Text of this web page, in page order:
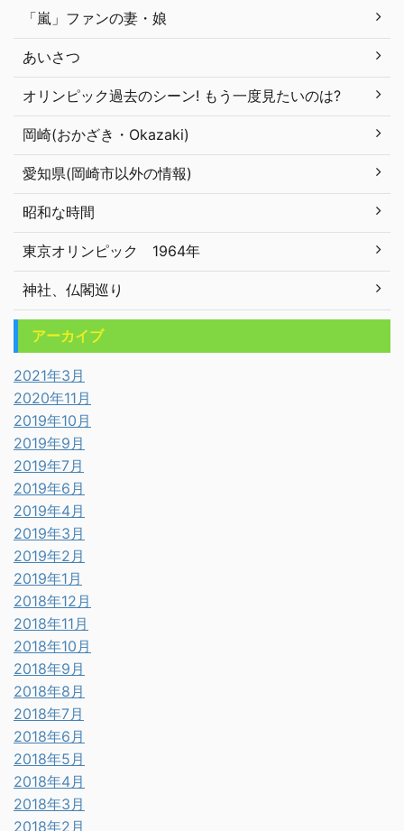
「嵐」ファンの妻・娘
あいさつ
オリンピック過去のシーン! もう一度見たいのは?
岡崎(おかざき・Okazaki)
愛知県(岡崎市以外の情報)
昭和な時間
東京オリンピック 1964年
神社、仏閣巡り
アーカイブ
2021年3月
2020年11月
2019年10月
2019年9月
2019年7月
2019年6月
2019年4月
2019年3月
2019年2月
2019年1月
2018年12月
2018年11月
2018年10月
2018年9月
2018年8月
2018年7月
2018年6月
2018年5月
2018年4月
2018年3月
2018年2月